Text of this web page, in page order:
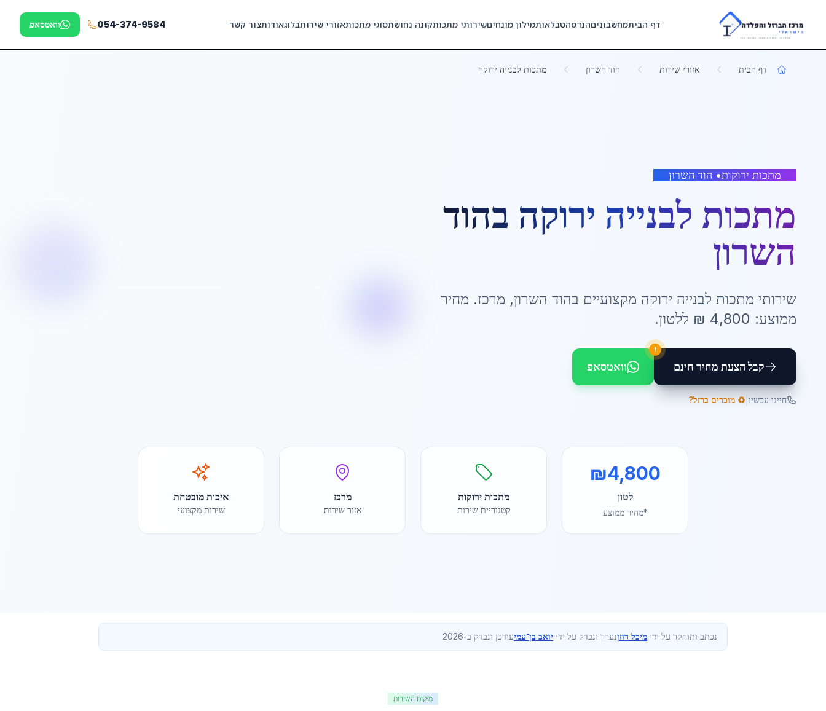
Skip to main content
דף הביתמחשבוניםהנדסהטבלאותמילון מונחיםשירותי מתכותקונה נחושתסוגי מתכותאזורי שירותבלוגאודותצור קשר 054-374-9584 וואטסאפ
דף הבית אזורי שירות הוד השרון מתכות לבנייה ירוקה
מתכות ירוקות• הוד השרון
מתכות לבנייה ירוקה בהוד
השרון
שירותי מתכות לבנייה ירוקה מקצועיים בהוד השרון, מרכז. מחיר
ממוצע: 4,800 ₪ ללטון.
קבל הצעת מחיר חינם
!
וואטסאפ
חייגו עכשיו ♻️ מוכרים ברזל?
₪4,800
לטון
*מחיר ממוצע
מתכות ירוקות
קטגוריית שירות
מרכז
אזור שירות
איכות מובטחת
שירות מקצועי
נכתב ותוחקר על ידי מיכל רוזןנערך ונבדק על ידי יואב בן־עמיעודכן ונבדק ב-2026
מיקום השירות